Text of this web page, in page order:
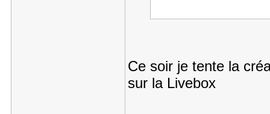
Ce soir je tente la
sur la Livebox